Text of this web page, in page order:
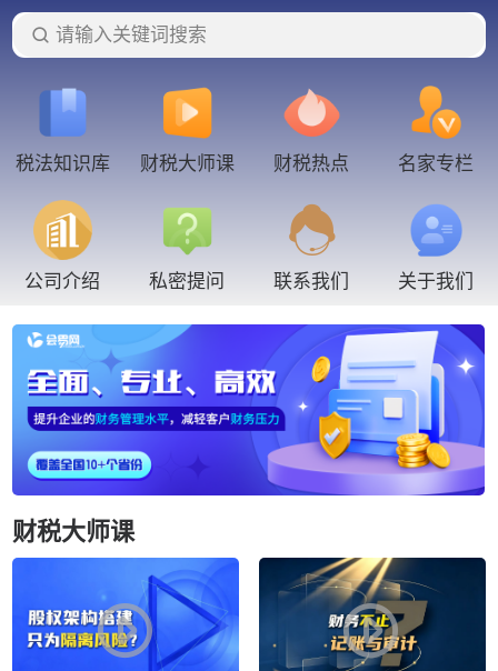
请输入关键词搜索
税法知识库 财税大师课 财税热点 名家专栏
公司介绍 私密提问 联系我们 关于我们
财税大师课